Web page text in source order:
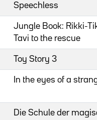
Speechless
Jungle Book: Rikki-
Tavi to the rescue
Toy Story 3
In the eyes of a
Die Schule der